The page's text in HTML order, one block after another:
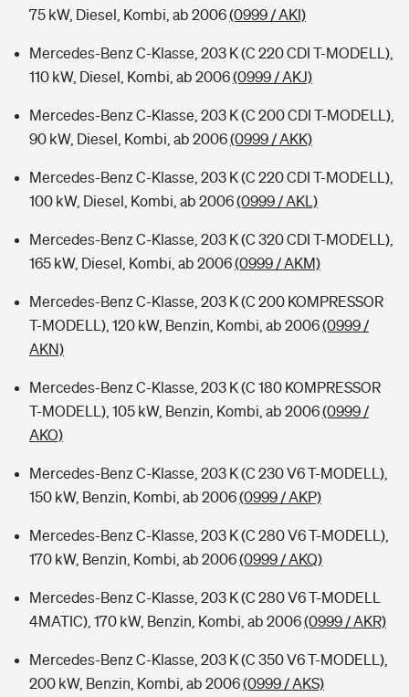
75 kW, Diesel, Kombi, ab 2006(0999 / AKI)
Mercedes-Benz C-Klasse, 203 K (C 220 CDI T-MODELL),
110 kW, Diesel, Kombi, ab 2006(0999 / AKJ)
Mercedes-Benz C-Klasse, 203 K (C 200 CDI T-MODELL),
90 kW, Diesel, Kombi, ab 2006(0999 / AKK)
Mercedes-Benz C-Klasse, 203 K (C 220 CDI T-MODELL),
100 kW, Diesel, Kombi, ab 2006(0999 / AKL)
Mercedes-Benz C-Klasse, 203 K (C 320 CDI T-MODELL),
165 kW, Diesel, Kombi, ab 2006(0999 / AKM)
Mercedes-Benz C-Klasse, 203 K (C 200 KOMPRESSOR
T-MODELL), 120 kW, Benzin, Kombi, ab 2006(0999 /
AKN)
Mercedes-Benz C-Klasse, 203 K (C 180 KOMPRESSOR
T-MODELL), 105 kW, Benzin, Kombi, ab 2006(0999 /
AKO)
Mercedes-Benz C-Klasse, 203 K (C 230 V6 T-MODELL),
150 kW, Benzin, Kombi, ab 2006(0999 / AKP)
Mercedes-Benz C-Klasse, 203 K (C 280 V6 T-MODELL),
170 kW, Benzin, Kombi, ab 2006(0999 / AKQ)
Mercedes-Benz C-Klasse, 203 K (C 280 V6 T-MODELL
4MATIC), 170 kW, Benzin, Kombi, ab 2006(0999 / AKR)
Mercedes-Benz C-Klasse, 203 K (C 350 V6 T-MODELL),
200 kW, Benzin, Kombi, ab 2006(0999 / AKS)